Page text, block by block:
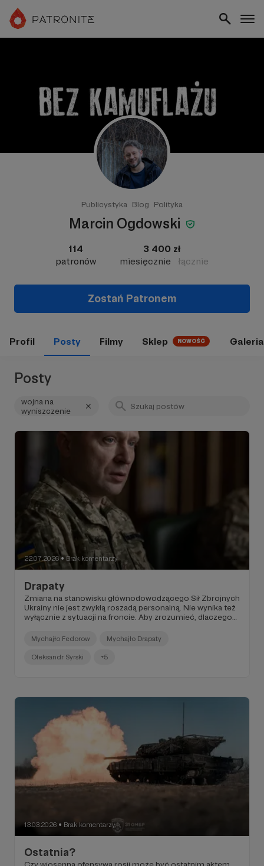
Publicystyka Blog Polityka
Marcin Ogdowski
114
patronów
3 400 zł
miesięcznie
łącznie
Zostań Patronem
Profil Posty Filmy Sklep NOWOŚĆ Galeria
Posty
wojna na
wyniszczenie
22.07.2026 ● Brak komentarzy
Drapaty
Zmiana na stanowisku głównodowodzącego Sił Zbrojnych
Ukrainy nie jest zwykłą roszadą personalną. Nie wynika też
wyłącznie z sytuacji na froncie. Aby zrozumieć, dlaczego
Ołeksandra Syrskiego i powierzyć dowodzenie gen.
Mychajłowi Drapatemu, trzeba cofnąć się o kilka dni – do
wydarzeń, które rozegrały się nie na linii frontu, lecz na
Mychajło Fedorow Mychajło Drapaty
Ołeksandr Syrski +5
13.03.2026 ● Brak komentarzy
Ostatnia?
Czy wiosenna ofensywa rosji może być ostatnim aktem